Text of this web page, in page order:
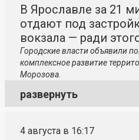
В Ярославле за 21
отдают под
вокзала — ради
Городские власти объявили
комплексное развитие
Морозова.
развернуть
4 августа в 16:17